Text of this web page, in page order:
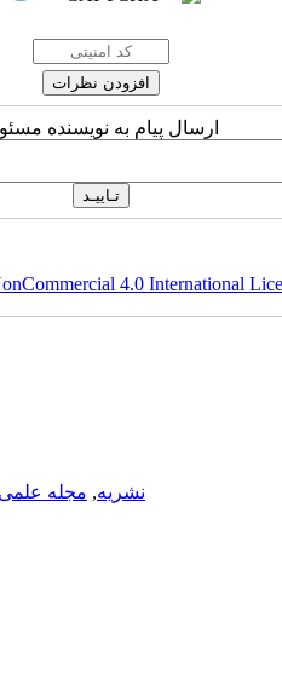
ارسال پیام به نویسنده
4.0 International
نشریه, مجله علمی